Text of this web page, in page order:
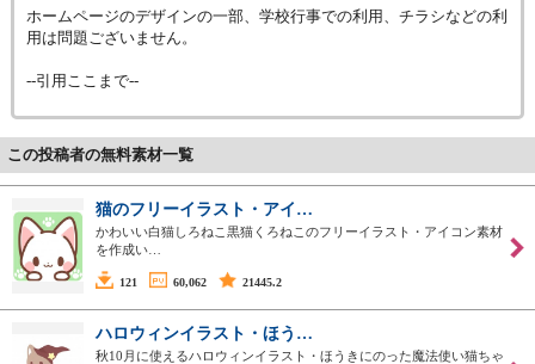
ホームページのデザインの一部、学校行事での利用、チラシなどの利
用は問題ございません。
--引用ここまで--
この投稿者の無料素材一覧
猫のフリーイラスト・アイ…
かわいい白猫しろねこ黒猫くろねこのフリーイラスト・アイコン素材
を作成い…
121 60,062 21445.2
ハロウィンイラスト・ほう…
秋10月に使えるハロウィンイラスト・ほうきにのった魔法使い猫ちゃ